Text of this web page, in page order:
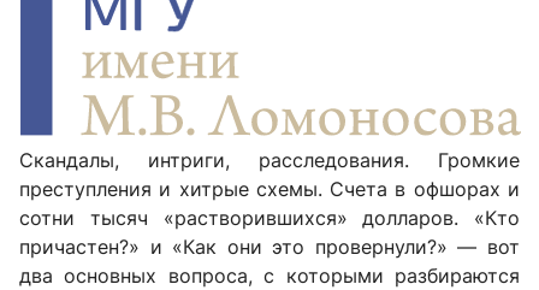
Скандалы, интриги, расследования. Громкие
преступления и хитрые схемы. Счета в офшорах и
сотни тысяч «растворившихся» долларов. «Кто
причастен?» и «Как они это провернули?» — вот
два основных вопроса, с которыми разбираются